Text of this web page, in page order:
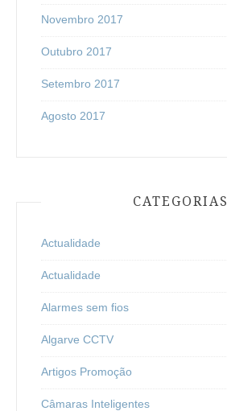
Novembro 2017
Outubro 2017
Setembro 2017
Agosto 2017
CATEGORIAS
Actualidade
Actualidade
Alarmes sem fios
Algarve CCTV
Artigos Promoção
Câmaras Inteligentes